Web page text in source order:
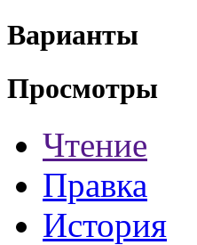
Варианты
Просмотры
Чтение
Правка
История